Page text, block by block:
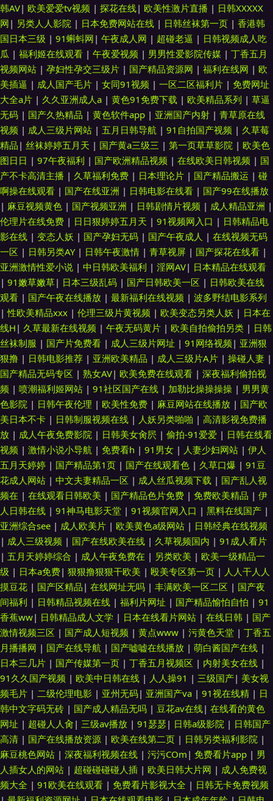
韩AV| 欧美爱爱tv视频 | 探花在线| 欧美性激片直播 | 日韩XXXXX
网 | 另类人人影院 | 日本免费网站在线 | 日韩丝袜第一页 | 香港韩
国日本三级 | 91蝌蚪网 | 午夜成人网 | 超碰老逼 | 日韩视频成人吃
瓜 | 福利姬在线观看 | 午夜爱视频 | 男男性爱影院传媒 | 丁香五月
视频网站 | 孕妇性孕交三级片 | 国产精品资源网 | 福利在线网 | 欧
美插逼 | 成人国产毛片 | 女同91视频 | 一区二区福利片 | 免费网址
大全a片 | 久久亚洲成人a | 黄色91免费下载 | 欧美精品系列 | 草逼
无码 | 国产久热精品 | 黄色软件app | 亚洲国产内射 | 青草原在线
视频 | 成人三级片网站 | 五月日韩导航 | 91自拍国产视频 | 久草莓
精品 | 丝袜婷婷五月天 | 国产黄a三级三 | 第一页草草影院 | 欧美色
图日日 | 97午夜福利 | 国产欧洲精品视频 | 在线欧美日韩视频 | 国
产不卡高清主播 | 久草福利免费 | 日本理论片 | 国产精品搬运 | 碰
啊操在线观看 | 国产在线亚洲 | 日韩电影在线看 | 国产99在线播放
| 麻豆视频黄色 | 国产视频亚洲 | 日韩剧情片视频 | 成人精品亚洲 |
伦理片在线免费 | 日日狠婷婷五月天 | 91视频网入口 | 日韩精品电
影在线 | 变态人妖 | 国产孕妇无码 | 国产午夜成人 | 在线视频无码
一区 | 日韩另类AY | 日韩午夜激情 | 青草视屏 | 国产探花在线看 |
亚洲激情性爱小说 | 中日韩欧美福利 | 淫网AV| 日本精品在线观看
| 91嫩草嫩草| 日本三级乱码 | 国产日韩欧美一区 | 日韩欧美在线
观看 | 国产午夜在线播放 | 最新福利在线视频 | 波多野结电影系列
|性欧美精品xxx | 伦理三级片黄视频 | 欧美变态另类人妖 | 日本在
线H | 久草最新在线视频 | 午夜无码黄片 | 欧美自拍偷拍另类 | 日韩
丝袜制服 | 国产片免费看 | 成人三级片网址 | 91网络视频 | 亚洲狠
狠撸 | 日韩电影推荐 | 亚洲欧美精品 | 成人三级片A片 | 操碰人妻 |
国产精品无码专区 | 熟女AV| 欧美免费在线观看 | 深夜福利偷拍视
频 | 喷潮福利姬网站 | 91社区国产在线 | 加勒比操操操操 | 男男黄
色影院 | 日韩午夜伦理 | 欧美性免费 | 麻豆网站在线播放 | 国产欧
美日本不卡 | 日韩制服视频在线 | 人妖另类啪啪 | 高清影视免费播
放 | 成人午夜免费影院 | 日韩美女肏屄 | 偷拍-91爱爱 | 日韩在线看
视频 | 激情小说小导航 | 免费看h | 91男女 | 人妻少妇网站 | 伊人
五月天婷婷 | 国产精品第1页 | 国产在线观看色 | 久草口爆 | 91豆
花成人网站 | 中文夫妻精品一区 | 成人丝瓜视频下载 | 国产乱人视
频在 | 在线观看日韩欧美 | 国产精品色片免费 | 免费欧美精品 | 伊
人日韩在线 | 91神马电影天堂 | 91视频官网入口 | 黑料在线国产 |
亚洲综合see | 成人欧美片 | 欧美黄色a级网站 | 日韩经典在线视频
| 成人三级视频 | 国产在线欧美在线 | 久草视频国内 | 91成人看片
| 五月天婷婷综合 | 成人午夜免费在 | 另类欧美 | 欧美一级精品一
级 | 日本a免费| 狠狠撸狠狠干欧美 | 殴美专区第一页 | 人人干人人
摸豆花 | 国产区精品 | 在线网址无吗 | 丰满欧美一区二区 | 国产夜
间福利 | 日韩精品视频在线 | 福利片网址 | 国产精品愉怕自怕 | 91
香蕉ww| 日韩精品成人文学 | 日本在线看片网站 | 在线日韩 | 国产
激情视频三区 | 国产成人短视频 | 黄点www | 污黄色天堂 | 丁香五
月播播网 | 国产在线导航 | 国产嘘嘘在线播放 | 萌白酱国产在线 |
日本三几片 | 国产传媒第一页 | 丁香五月视频区 | 内射美女在线 |
91久久国产视频 | 欧美中日韩在线 | 人人操91 | 三级国产| 美女视
频毛片 | 二级伦理电影 | 亚州无码| 亚洲国产va | 91视在线精 | 日
韩中文字码无砖 | 国产成人精品无吗 | 豆花av在线| 在线看的黄色
网址 | 超碰人人肏 | 三级av播放 | 91瑟瑟 | 日韩a级影院 | 日韩国产
高清 | 国产在线播放资源 | 欧美在线第二页 | 日韩另类福利影院 |
麻豆桃色网站 | 深夜福利视频在线 | 污污COm | 免费看片app | 男
人插女人的网站 | 超碰碰碰碰人插 | 欧美日韩大片网 | 成人免费视
频大全 | 91欧美在线观看 | 免费看片影视大全 | 日韩无卡免费视频